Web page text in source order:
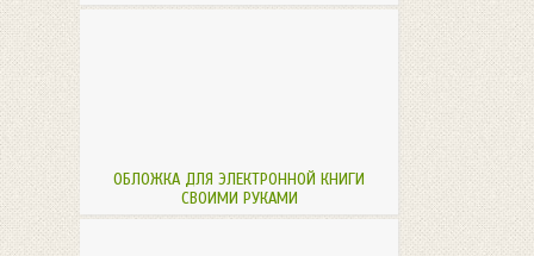
ОБЛОЖКА ДЛЯ ЭЛЕКТРОННОЙ КНИГИ
СВОИМИ РУКАМИ